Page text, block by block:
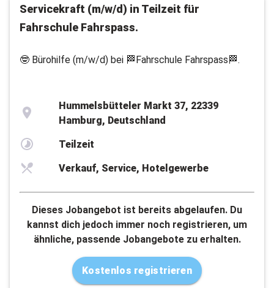
Servicekraft (m/w/d) in Teilzeit für
Fahrschule Fahrspass.
🤓 Bürohilfe (m/w/d) bei 🏁Fahrschule Fahrspass🏁.
Hummelsbütteler Markt 37, 22339
Hamburg, Deutschland
Teilzeit
Verkauf, Service, Hotelgewerbe
Dieses Jobangebot ist bereits abgelaufen. Du
kannst dich jedoch immer noch registrieren, um
ähnliche, passende Jobangebote zu erhalten.
Kostenlos registrieren